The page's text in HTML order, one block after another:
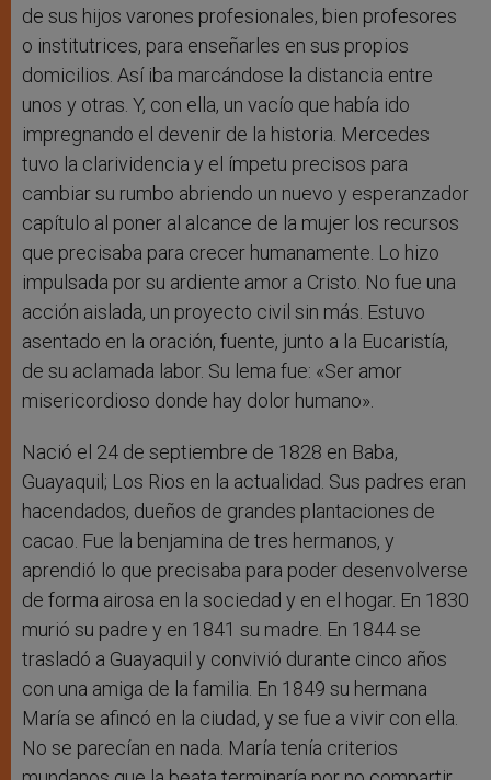
de sus hijos varones profesionales, bien profesores
o institutrices, para enseñarles en sus propios
domicilios. Así iba marcándose la distancia entre
unos y otras. Y, con ella, un vacío que había ido
impregnando el devenir de la historia. Mercedes
tuvo la clarividencia y el ímpetu precisos para
cambiar su rumbo abriendo un nuevo y esperanzador
capítulo al poner al alcance de la mujer los recursos
que precisaba para crecer humanamente. Lo hizo
impulsada por su ardiente amor a Cristo. No fue una
acción aislada, un proyecto civil sin más. Estuvo
asentado en la oración, fuente, junto a la Eucaristía,
de su aclamada labor. Su lema fue: «Ser amor
misericordioso donde hay dolor humano».
Nació el 24 de septiembre de 1828 en Baba,
Guayaquil; Los Rios en la actualidad. Sus padres eran
hacendados, dueños de grandes plantaciones de
cacao. Fue la benjamina de tres hermanos, y
aprendió lo que precisaba para poder desenvolverse
de forma airosa en la sociedad y en el hogar. En 1830
murió su padre y en 1841 su madre. En 1844 se
trasladó a Guayaquil y convivió durante cinco años
con una amiga de la familia. En 1849 su hermana
María se afincó en la ciudad, y se fue a vivir con ella.
No se parecían en nada. María tenía criterios